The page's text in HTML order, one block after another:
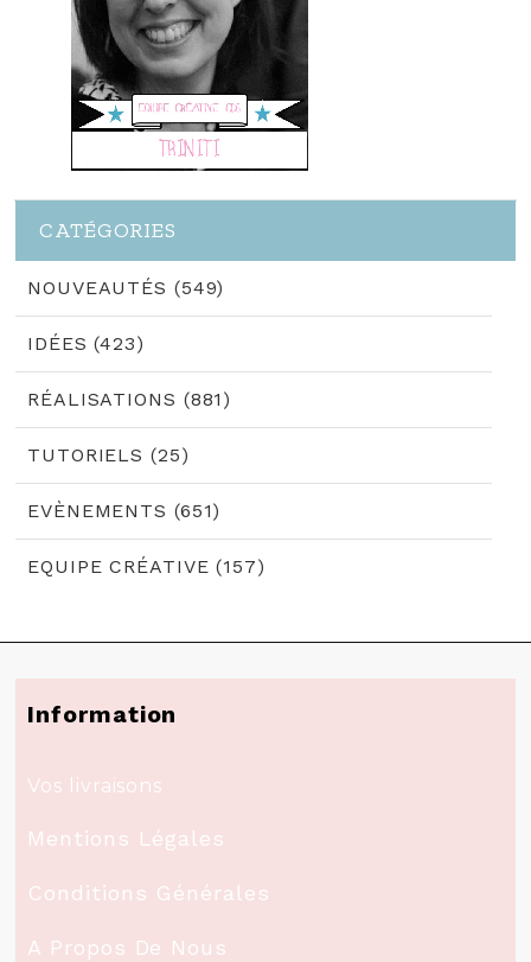
CATÉGORIES
NOUVEAUTÉS (549)
IDÉES (423)
RÉALISATIONS (881)
TUTORIELS (25)
EVÈNEMENTS (651)
EQUIPE CRÉATIVE (157)
Information
Vos livraisons
Mentions Légales
Conditions Générales
A Propos De Nous